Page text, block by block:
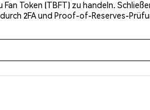
Token (TBFT) zu handeln.
2FA und Proof-of-Reserves-